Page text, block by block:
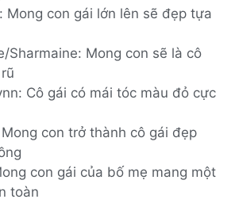
Mong con gái lớn lên sẽ đẹp tựa
Sharmaine: Mong con sẽ là cô
Cô gái có mái tóc màu đỏ cực
con trở thành cô gái đẹp
con gái của bố mẹ mang một
toàn